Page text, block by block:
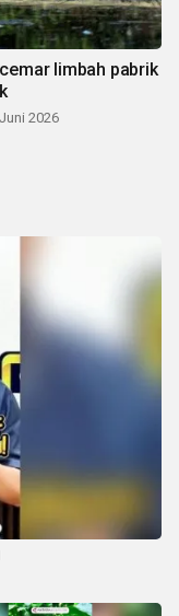
limbah pabrik
2026